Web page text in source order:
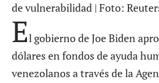
de vulnerabilidad | Foto:
El gobierno de Joe Biden
dólares en fondos de ayuda
venezolanos a través de la